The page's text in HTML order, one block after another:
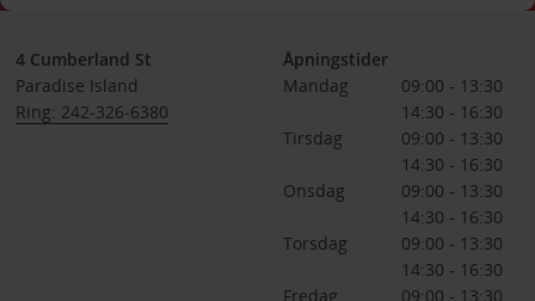
4 Cumberland St
Paradise Island
Ring: 242-326-6380
Åpningstider
Mandag
09:00 - 13:30
14:30 - 16:30
Tirsdag
09:00 - 13:30
14:30 - 16:30
Onsdag
09:00 - 13:30
14:30 - 16:30
Torsdag
09:00 - 13:30
14:30 - 16:30
Fredag
09:00 - 13:30